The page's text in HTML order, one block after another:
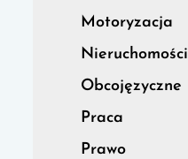
Motoryzacja
Nieruchomości
Obcojęzyczne
Praca
Prawo